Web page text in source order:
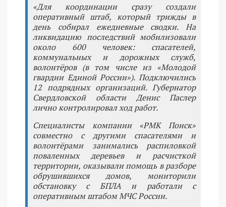
«Для координации сразу создали
оперативный штаб, который трижды в
день собирал ежедневные сводки. На
ликвидацию последствий мобилизовали
около 600 человек: спасателей,
коммунальных и дорожных служб,
волонтёров (в том числе из «Молодой
гвардии Единой России»). Подключились
12 подрядных организаций. Губернатор
Свердловской области Денис Паслер
лично контролировал ход работ.
Специалисты компании «РМК Поиск»
совместно с другими спасателями и
волонтёрами занимались распиловкой
поваленных деревьев и расчисткой
территории, оказывали помощь в разборе
обрушившихся домов, мониторили
обстановку с БПЛА и работали с
оперативным штабом МЧС России.